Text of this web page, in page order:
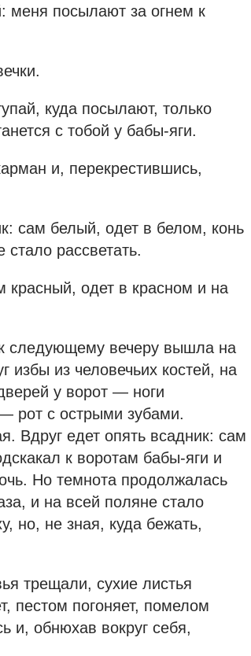
меня посылают за огнем к
куда посылают, только
с тобой у бабы-яги.
и, перекрестившись,
сам белый, одет в белом, конь
рассветать.
красный, одет в красном и на
следующему вечеру вышла на
избы из человечьих костей, на
у ворот — ноги
рот с острыми зубами.
Вдруг едет опять всадник: сам
к воротам бабы-яги и
Но темнота продолжалась
и на всей поляне стало
но, не зная, куда бежать,
трещали, сухие листья
пестом погоняет, помелом
и, обнюхав вокруг себя,